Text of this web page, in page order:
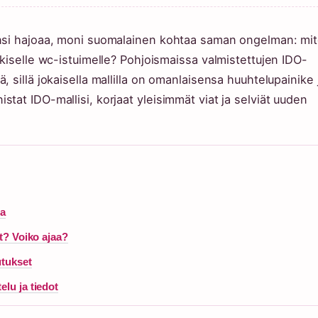
hajoaa, moni suomalainen kohtaa saman ongelman:
wc-istuimelle? Pohjoismaissa valmistettujen IDO-
sillä jokaisella mallilla on omanlaisensa huuhtelupainike
IDO-mallisi, korjaat yleisimmät viat ja selviät uuden
Voiko ajaa?
ja tiedot